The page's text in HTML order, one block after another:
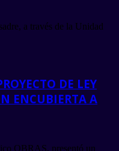
a través de la Unidad
DE LEY
ENCUBIERTA A
OBRAS, presentó un